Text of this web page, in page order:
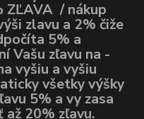
ZĽAVA / nákup
zlavu a 2% čiže
5% a
Vašu zľavu na -
vyšiu a vyšiu
všetky výšky
5% a vy zasa
20% zľavu.